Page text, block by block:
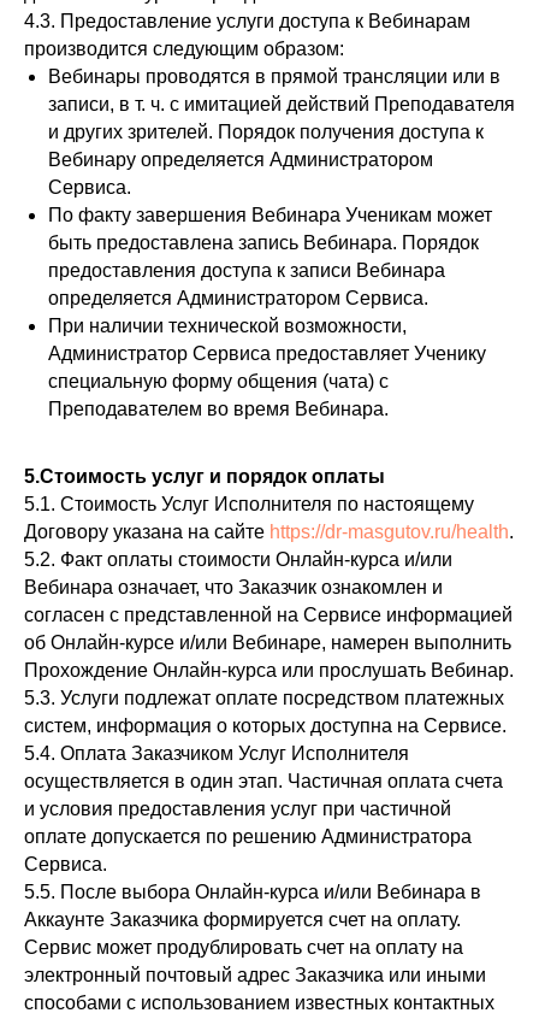
4.3. Предоставление услуги доступа к Вебинарам
производится следующим образом:
Вебинары проводятся в прямой трансляции или в
записи, в т. ч. с имитацией действий Преподавателя
и других зрителей. Порядок получения доступа к
Вебинару определяется Администратором
Сервиса.
По факту завершения Вебинара Ученикам может
быть предоставлена запись Вебинара. Порядок
предоставления доступа к записи Вебинара
определяется Администратором Сервиса.
При наличии технической возможности,
Администратор Сервиса предоставляет Ученику
специальную форму общения (чата) с
Преподавателем во время Вебинара.
5.Стоимость услуг и порядок оплаты
5.1. Стоимость Услуг Исполнителя по настоящему
Договору указана на сайте https://dr-masgutov.ru/health.
5.2. Факт оплаты стоимости Онлайн-курса и/или
Вебинара означает, что Заказчик ознакомлен и
согласен с представленной на Сервисе информацией
об Онлайн-курсе и/или Вебинаре, намерен выполнить
Прохождение Онлайн-курса или прослушать Вебинар.
5.3. Услуги подлежат оплате посредством платежных
систем, информация о которых доступна на Сервисе.
5.4. Оплата Заказчиком Услуг Исполнителя
осуществляется в один этап. Частичная оплата счета
и условия предоставления услуг при частичной
оплате допускается по решению Администратора
Сервиса.
5.5. После выбора Онлайн-курса и/или Вебинара в
Аккаунте Заказчика формируется счет на оплату.
Сервис может продублировать счет на оплату на
электронный почтовый адрес Заказчика или иными
способами с использованием известных контактных